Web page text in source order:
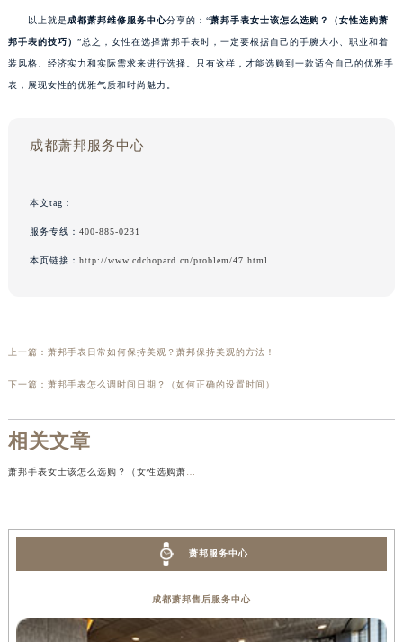
以上就是 成都萧邦维修服务中心分享的：“萧邦手表女士该怎么选购？（女性选购萧
邦手表的技巧） ”总之，女性在选择萧邦手表时，一定要根据自己的手腕大小、职业和着
装风格、经济实力和实际需求来进行选择。只有这样，才能选购到一款适合自己的优雅手
表，展现女性的优雅气质和时尚魅力。
成都萧邦服务中心
本文tag：
服务专线： 400-885-0231
本页链接： http://www.cdchopard.cn/problem/47.html
上一篇： 萧邦手表日常如何保持美观？萧邦保持美观的方法！
下一篇： 萧邦手表怎么调时间日期？（如何正确的设置时间）
相关文章
萧邦服务中心
成都萧邦售后服务中心